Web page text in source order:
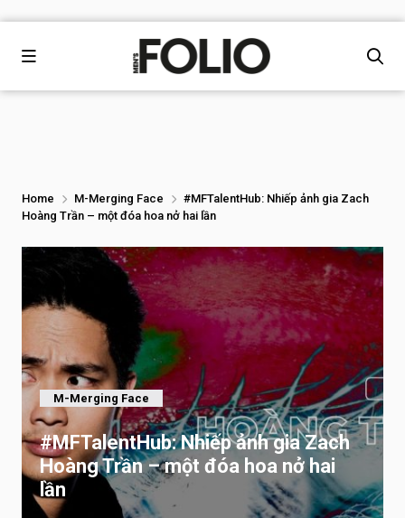
Home M-Merging Face
#MFTalentHub: Nhiếp ảnh gia Zach
Hoàng Trần – một đóa hoa nở hai lần
M-Merging Face
#MFTalentHub: Nhiếp ảnh gia Zach
Hoàng Trần – một đóa hoa nở hai
lần